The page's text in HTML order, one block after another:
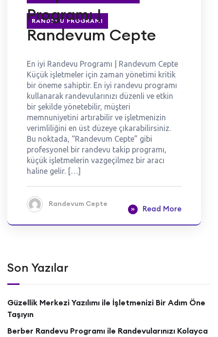
RANDEVU PROGRAMI
Programı |
Randevum Cepte
En iyi Randevu Programı | Randevum Cepte
Küçük işletmeler için zaman yönetimi kritik
bir öneme sahiptir. En iyi randevu programı
kullanarak randevularınızı düzenli ve etkin
bir şekilde yönetebilir, müşteri
memnuniyetini artırabilir ve işletmenizin
verimliliğini en üst düzeye çıkarabilirsiniz.
Bu noktada, “Randevum Cepte” gibi
profesyonel bir randevu takip programı,
küçük işletmelerin vazgeçilmez bir aracı
haline gelir. […]
Randevum Cepte
Read More
Son Yazılar
Güzellik Merkezi Yazılımı ile İşletmenizi Bir Adım Öne
Taşıyın
Berber Randevu Programı ile Randevularınızı Kolayca